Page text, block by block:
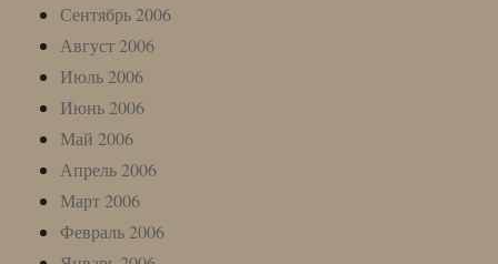
Сентябрь 2006
Август 2006
Июль 2006
Июнь 2006
Май 2006
Апрель 2006
Март 2006
Февраль 2006